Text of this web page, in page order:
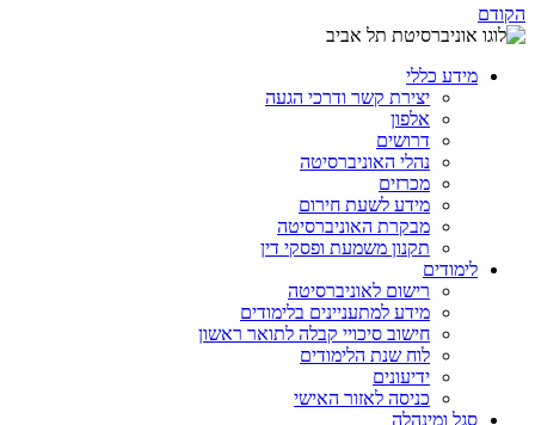
הקודם
מידע כללי
יצירת קשר ודרכי הגעה
אלפון
דרושים
נהלי האוניברסיטה
מכרזים
מידע לשעת חירום
מבקרת האוניברסיטה
תקנון משמעת ופסקי דין
לימודים
רישום לאוניברסיטה
מידע למתעניינים בלימודים
חישוב סיכויי קבלה לתואר ראשון
לוח שנת הלימודים
ידיעונים
כניסה לאזור האישי
סגל ומינהלה